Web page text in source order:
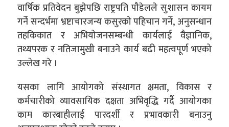
वार्षिक प्रतिवेदन बुझेपछि राष्ट्रपति पौडेलले सुशासन कायम
गर्ने सन्दर्भमा भ्रष्टाचारजन्य कसुरको पहिचान गर्ने, अनुसन्धान
तहकिकात र अभियोजनसम्बन्धी कार्यलाई वैज्ञानिक,
तथ्यपरक र नतिजामुखी बनाउने कार्य बढी महत्वपूर्ण भएको
उल्लेख गरे ।
यसका लागि आयोगको संस्थागत क्षमता, विकास र
कर्मचारीको व्यावसायिक दक्षता अभिवृद्धि गर्दै आयोगका
काम कारबाहीलाई पारदर्शी र प्रभावकारी बनाउनु